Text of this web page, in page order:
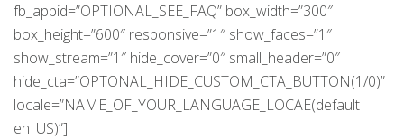
fb_appid=”OPTIONAL_SEE_FAQ” box_width=”300″
box_height=”600″ responsive=”1″ show_faces=”1″
show_stream=”1″ hide_cover=”0″ small_header=”0″
hide_cta=”OPTONAL_HIDE_CUSTOM_CTA_BUTTON(1/0)”
locale=”NAME_OF_YOUR_LANGUAGE_LOCAE(default
en_US)”]